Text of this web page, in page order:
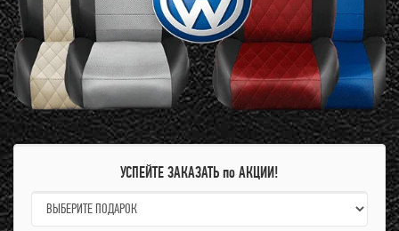
УСПЕЙТЕ ЗАКАЗАТЬ по АКЦИИ!
name: